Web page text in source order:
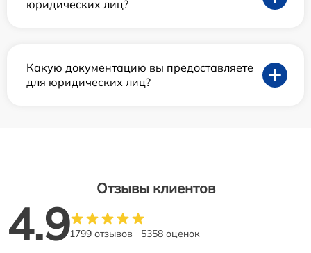
юридических лиц?
Какую документацию вы предоставляете
для юридических лиц?
Отзывы клиентов
4.91799 отзывов 5358 оценок